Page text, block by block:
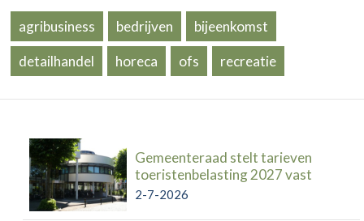
agribusiness bedrijven bijeenkomst
detailhandel horeca ofs recreatie
Gemeenteraad stelt tarieven
toeristenbelasting 2027 vast
2-7-2026